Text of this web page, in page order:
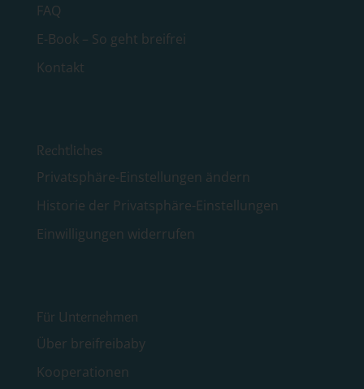
FAQ
E-Book – So geht breifrei
Kontakt
Rechtliches
Privatsphäre-Einstellungen ändern
Historie der Privatsphäre-Einstellungen
Einwilligungen widerrufen
Für Unternehmen
Über breifreibaby
Kooperationen